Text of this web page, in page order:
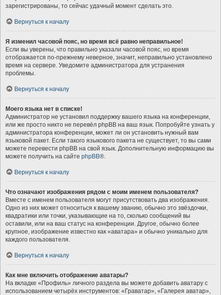
зарегистрированы, то сейчас удачный момент сделать это.
Вернуться к началу
Я изменил часовой пояс, но время всё равно неправильное!
Если вы уверены, что правильно указали часовой пояс, но время
отображается по-прежнему неверное, значит, неправильно установлено
время на сервере. Уведомите администратора для устранения
проблемы.
Вернуться к началу
Моего языка нет в списке!
Администратор не установил поддержку вашего языка на конференции,
или же просто никто не перевёл phpBB на ваш язык. Попробуйте узнать у
администратора конференции, может ли он установить нужный вам
языковой пакет. Если такого языкового пакета не существует, то вы сами
можете перевести phpBB на свой язык. Дополнительную информацию вы
можете получить на сайте phpBB®.
Вернуться к началу
Что означают изображения рядом с моим именем пользователя?
Вместе с именем пользователя могут присутствовать два изображения.
Одно из них может относиться к вашему званию, обычно это звёздочки,
квадратики или точки, указывающие на то, сколько сообщений вы
оставили, или на ваш статус на конференции. Другое, обычно более
крупное, изображение известно как «аватара» и обычно уникально для
каждого пользователя.
Вернуться к началу
Как мне включить отображение аватары?
На вкладке «Профиль» личного раздела вы можете добавить аватару с
использованием четырёх инструментов: «Граватар», «Галерея аватар»,